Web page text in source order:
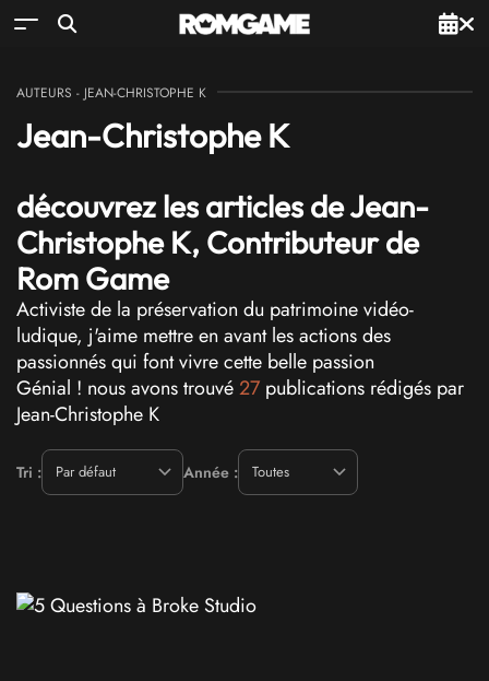
AUTEURS - JEAN-CHRISTOPHE K
Jean-Christophe K
découvrez les articles de Jean-
Christophe K, Contributeur de
Rom Game
Activiste de la préservation du patrimoine vidéo-
ludique, j'aime mettre en avant les actions des
passionnés qui font vivre cette belle passion
Génial ! nous avons trouvé27 publications rédigés par
Jean-Christophe K
Tri : Année :